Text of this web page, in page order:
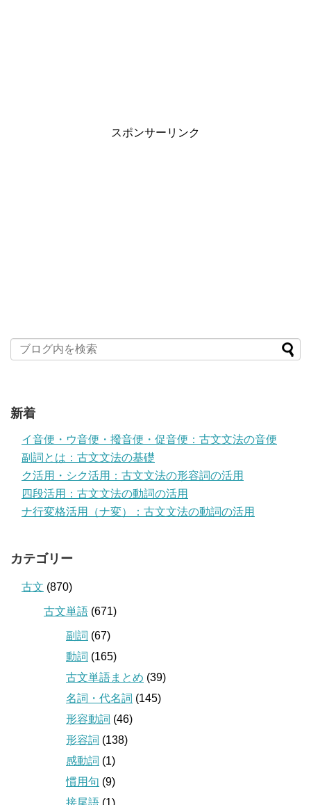
スポンサーリンク
新着
イ音便・ウ音便・撥音便・促音便：古文文法の音便
副詞とは：古文文法の基礎
ク活用・シク活用：古文文法の形容詞の活用
四段活用：古文文法の動詞の活用
ナ行変格活用（ナ変）：古文文法の動詞の活用
カテゴリー
古文 (870)
古文単語 (671)
副詞 (67)
動詞 (165)
古文単語まとめ (39)
名詞・代名詞 (145)
形容動詞 (46)
形容詞 (138)
感動詞 (1)
慣用句 (9)
接尾語 (1)